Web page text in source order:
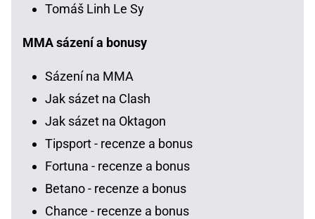
Tomáš Linh Le Sy
MMA sázení a bonusy
Sázení na MMA
Jak sázet na Clash
Jak sázet na Oktagon
Tipsport - recenze a bonus
Fortuna - recenze a bonus
Betano - recenze a bonus
Chance - recenze a bonus